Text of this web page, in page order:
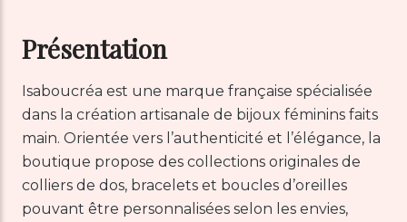
Présentation
Isaboucréa est une marque française spécialisée
dans la création artisanale de bijoux féminins faits
main. Orientée vers l’authenticité et l’élégance, la
boutique propose des collections originales de
colliers de dos, bracelets et boucles d’oreilles
pouvant être personnalisées selon les envies,